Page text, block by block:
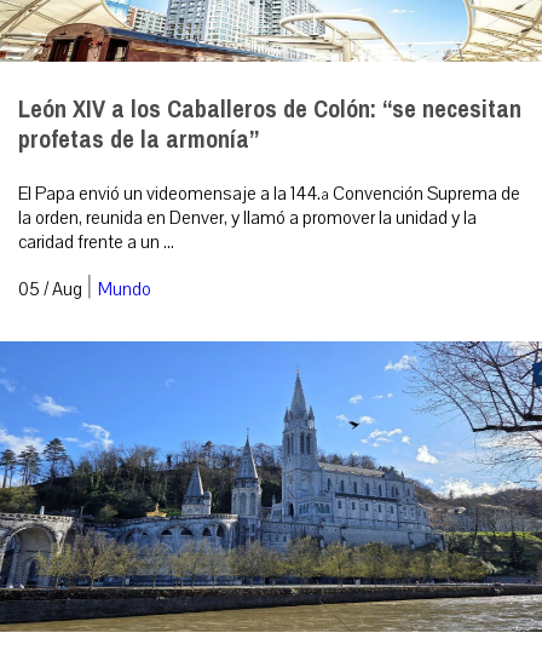
León XIV a los Caballeros de Colón: “se necesitan
profetas de la armonía”
El Papa envió un videomensaje a la 144.ª Convención Suprema de
la orden, reunida en Denver, y llamó a promover la unidad y la
caridad frente a un ...
05 / Aug | Mundo